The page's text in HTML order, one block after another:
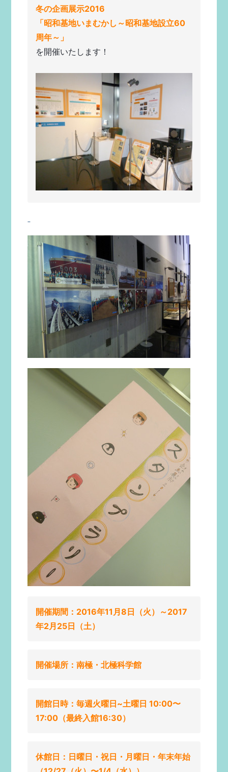
冬の企画展示2016
「昭和基地いまむかし ～昭和基地設立60
周年～」
を開催いたします！
開催期間：2016年11月8日（火）～2017
年2月25日（土）
開催場所：南極・北極科学館
開館日時：毎週火曜日~土曜日 10:00〜
17:00（最終入館16:30）
休館日：日曜日・祝日・月曜日・年末年始